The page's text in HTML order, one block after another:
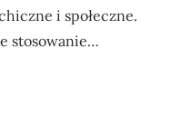
i społeczne.
stosowanie…